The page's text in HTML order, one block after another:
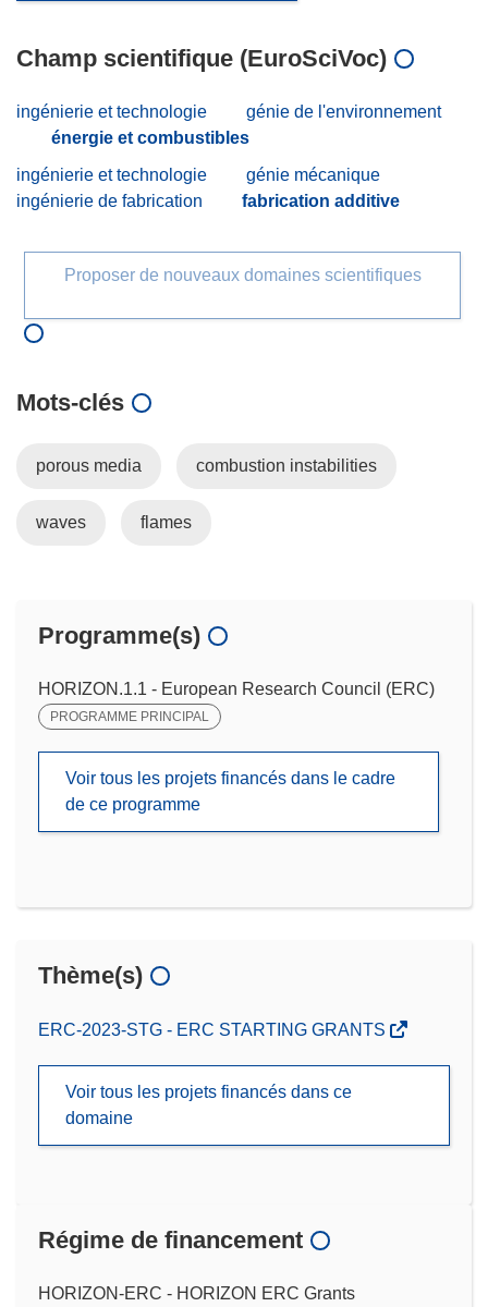
Champ scientifique (EuroSciVoc)
ingénierie et technologie
génie de l'environnement
énergie et combustibles
ingénierie et technologie
génie mécanique
ingénierie de fabrication
fabrication additive
Proposer de nouveaux domaines scientifiques
Mots‑clés
porous media combustion instabilities
waves flames
Programme(s)
HORIZON.1.1 - European Research Council (ERC)
PROGRAMME PRINCIPAL
Voir tous les projets financés dans le cadre
de ce programme
Thème(s)
ERC-2023-STG - ERC STARTING GRANTS
Voir tous les projets financés dans ce
domaine
Régime de financement
HORIZON-ERC - HORIZON ERC Grants